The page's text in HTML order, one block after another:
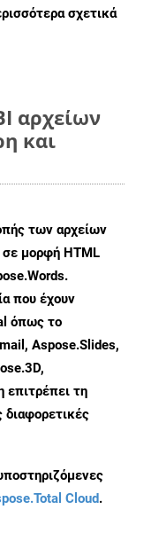
σχετικά
αρχείων
και
των αρχείων
σε μορφή HTML
που έχουν
όπως το
Aspose.Slides,
επιτρέπει τη
Cloud.